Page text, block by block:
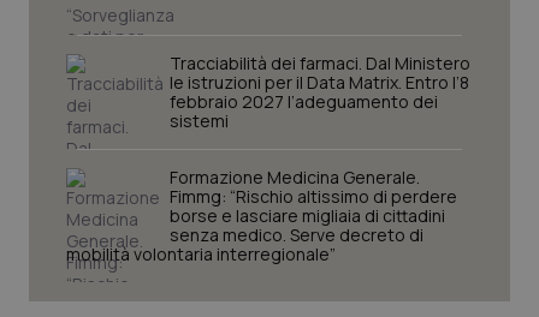
Tracciabilità dei farmaci. Dal Ministero
le istruzioni per il Data Matrix. Entro l’8
febbraio 2027 l’adeguamento dei
sistemi
Formazione Medicina Generale.
Fimmg: “Rischio altissimo di perdere
borse e lasciare migliaia di cittadini
senza medico. Serve decreto di
mobilità volontaria interregionale”
Necessari Statistici Marketing
I cookie necessari contribuiscono a rendere fruibile il
sito web abilitandone funzionalità di base quali la
navigazione sulle pagine e l'accesso alle aree
protette del sito. Il sito web non è in grado di
funzionare correttamente senza questi cookie.
Nome
Fornitore
VISITOR_PRIVACY_METADATA
YouTube
5